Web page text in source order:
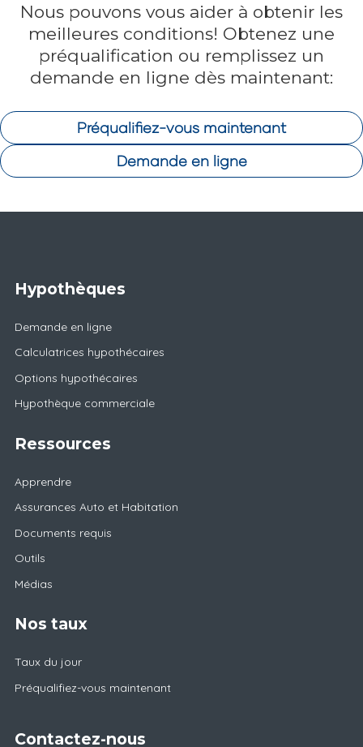
Nous pouvons vous aider à obtenir les
meilleures conditions! Obtenez une
préqualification ou remplissez un
demande en ligne dès maintenant:
Préqualifiez-vous maintenant
Demande en ligne
Hypothèques
Demande en ligne
Calculatrices hypothécaires
Options hypothécaires
Hypothèque commerciale
Ressources
Apprendre
Assurances Auto et Habitation
Documents requis
Outils
Médias
Nos taux
Taux du jour
Préqualifiez-vous maintenant
Contactez-nous